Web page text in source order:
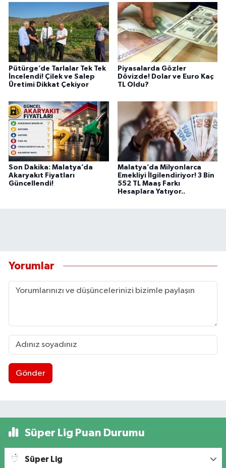
Pütürge’de Tarlalar Tek Tek
İncelendi! Çilek ve Salep
Üretimi Dikkat Çekiyor
Piyasalarda Gözler
Dövizde! Dolar ve Euro Kaç
TL Oldu?
Son Dakika: Malatya’da
Akaryakıt Fiyatları
Güncellendi!
Malatya’da Milyonlarca
Emekliyi İlgilendiriyor! 3 Bin
552 TL Maaş Farkı
Hesaplara Yatıyor..
Yorumlar
Gönder
Süper Lig Puan Durumu
Süper Lig